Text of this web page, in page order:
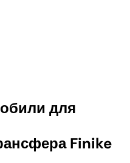
для
Finike